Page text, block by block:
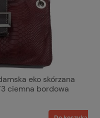
eko skórzana
ciemna bordowa